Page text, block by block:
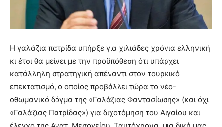
Η γαλάζια πατρίδα υπήρξε για χιλιάδες χρόνια ελληνική
κι έτσι θα μείνει με την προϋπόθεση ότι υπάρχει
κατάλληλη στρατηγική απέναντι στον τουρκικό
επεκτατισμό, ο οποίος προβάλλει τώρα το νέο-
οθωμανικό δόγμα της «Γαλάζιας Φαντασίωσης» (και όχι
«Γαλάζιας Πατρίδας») για διχοτόμηση του Αιγαίου και